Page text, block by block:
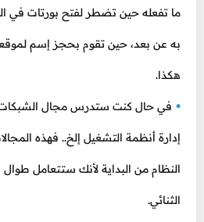
ما تفعله حين تضطر لفتح بورتات في
هكذا.
في حال كنت ستدرس مجال الشبكات،
إدارة أنظمة التشغيل إلخ.. فهذه
النظام من البداية لأنك ستتعامل طوال
الثنائي.